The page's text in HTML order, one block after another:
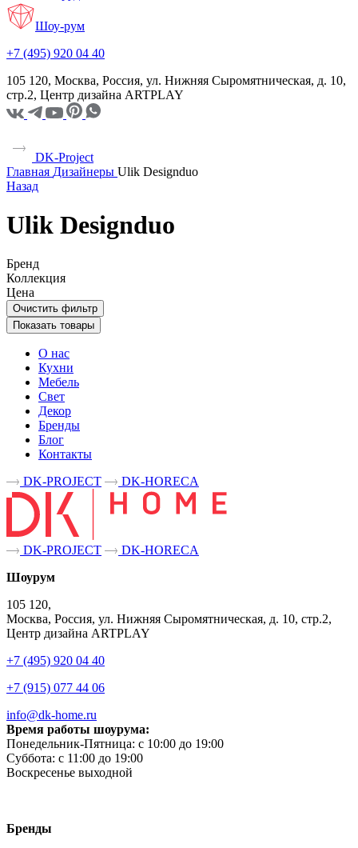
Шоу-рум
+7 (495) 920 04 40
105 120, Москва, Россия, ул. Нижняя Сыромятническая, д. 10,
стр.2, Центр дизайна ARTPLAY
DK-Project
Главная Дизайнеры Ulik Designduo
Назад
Ulik Designduo
Бренд
Коллекция
Цена
Очистить фильтр
Показать товары
О нас
Кухни
Мебель
Свет
Декор
Бренды
Блог
Контакты
DK-PROJECT
DK-HORECA
DK-PROJECT
DK-HORECA
Шоурум
105 120,
Москва, Россия, ул. Нижняя Сыромятническая, д. 10, стр.2,
Центр дизайна ARTPLAY
+7 (495) 920 04 40
+7 (915) 077 44 06
info@dk-home.ru
Время работы шоурума:
Понедельник-Пятница: c 10:00 до 19:00
Суббота: c 11:00 до 19:00
Воскресенье выходной
Бренды